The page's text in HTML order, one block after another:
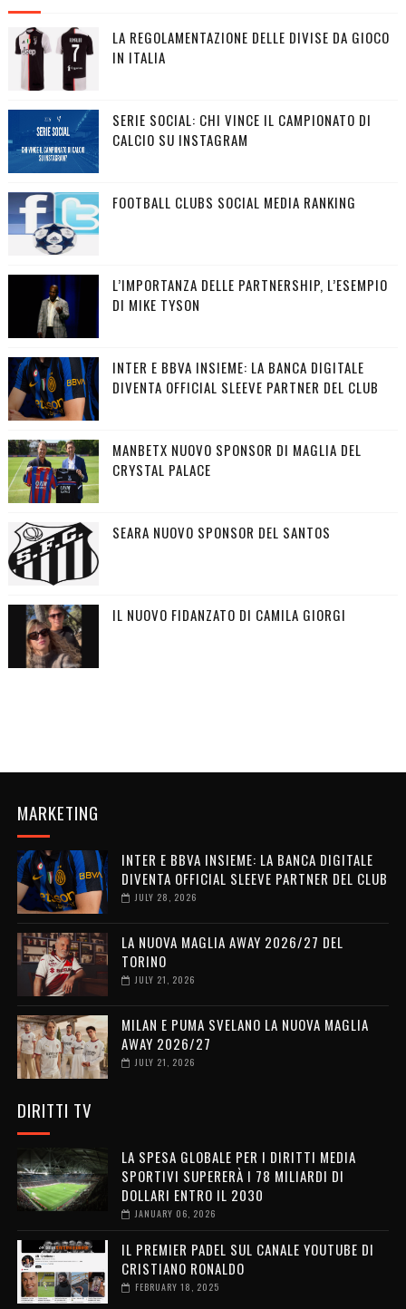
LA REGOLAMENTAZIONE DELLE DIVISE DA GIOCO
IN ITALIA
SERIE SOCIAL: CHI VINCE IL CAMPIONATO DI
CALCIO SU INSTAGRAM
FOOTBALL CLUBS SOCIAL MEDIA RANKING
L’IMPORTANZA DELLE PARTNERSHIP, L’ESEMPIO
DI MIKE TYSON
INTER E BBVA INSIEME: LA BANCA DIGITALE
DIVENTA OFFICIAL SLEEVE PARTNER DEL CLUB
MANBETX NUOVO SPONSOR DI MAGLIA DEL
CRYSTAL PALACE
SEARA NUOVO SPONSOR DEL SANTOS
IL NUOVO FIDANZATO DI CAMILA GIORGI
MARKETING
INTER E BBVA INSIEME: LA BANCA DIGITALE
DIVENTA OFFICIAL SLEEVE PARTNER DEL CLUB
JULY 28, 2026
LA NUOVA MAGLIA AWAY 2026/27 DEL
TORINO
JULY 21, 2026
MILAN E PUMA SVELANO LA NUOVA MAGLIA
AWAY 2026/27
JULY 21, 2026
DIRITTI TV
LA SPESA GLOBALE PER I DIRITTI MEDIA
SPORTIVI SUPERERÀ I 78 MILIARDI DI
DOLLARI ENTRO IL 2030
JANUARY 06, 2026
IL PREMIER PADEL SUL CANALE YOUTUBE DI
CRISTIANO RONALDO
FEBRUARY 18, 2025